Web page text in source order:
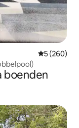
5 av 5 i
5 (260)
boenden